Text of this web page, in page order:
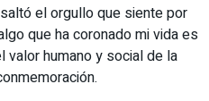
el orgullo que siente por
que ha coronado mi vida es
humano y social de la